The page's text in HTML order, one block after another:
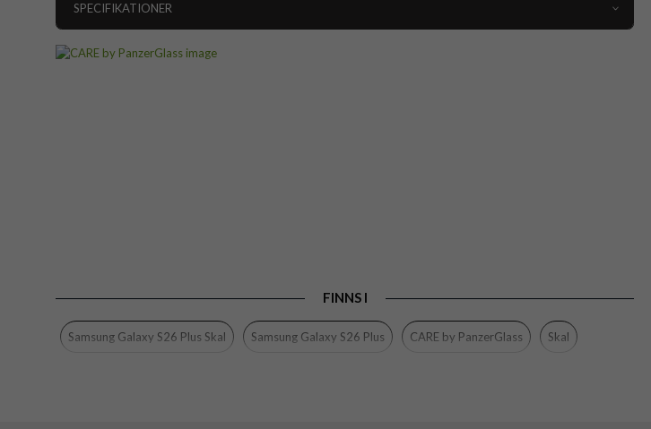
SPECIFIKATIONER
FINNS I
Samsung Galaxy S26 Plus Skal Samsung Galaxy S26 Plus CARE by PanzerGlass Skal